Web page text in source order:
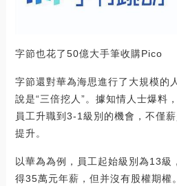
字節也花了50億大手筆收購Pico
字節還對華為海思進行了大規模的
說是“三倍挖人”。據知情人士爆料
員工升職到3-1級別的機會，不僅
提升。
以華為為例，員工起始級別為13級
得35萬元年薪，但并沒有股權期權